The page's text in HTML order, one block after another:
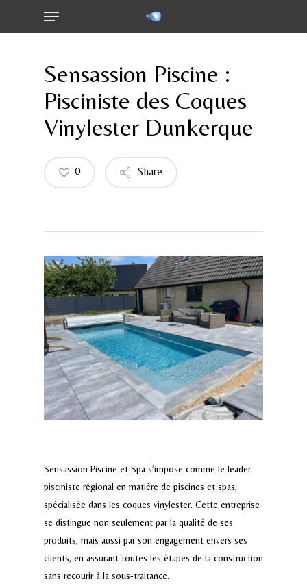
Menu
Sensassion Piscine :
Pisciniste des Coques
Vinylester Dunkerque
Share
0
Sensassion Piscine et Spa s’impose comme le leader
pisciniste régional en matière de piscines et spas,
spécialisée dans les coques vinylester. Cette entreprise
se distingue non seulement par la qualité de ses
produits, mais aussi par son engagement envers ses
clients, en assurant toutes les étapes de la construction
sans recourir à la sous-traitance.